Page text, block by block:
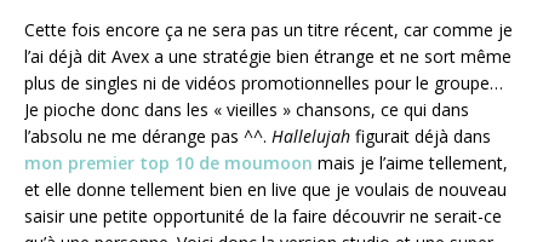
Cette fois encore ça ne sera pas un titre récent, car comme je
l’ai déjà dit Avex a une stratégie bien étrange et ne sort même
plus de singles ni de vidéos promotionnelles pour le groupe…
Je pioche donc dans les « vieilles » chansons, ce qui dans
l’absolu ne me dérange pas ^^. Hallelujah figurait déjà dans
mon premier top 10 de moumoon mais je l’aime tellement,
et elle donne tellement bien en live que je voulais de nouveau
saisir une petite opportunité de la faire découvrir ne serait-ce